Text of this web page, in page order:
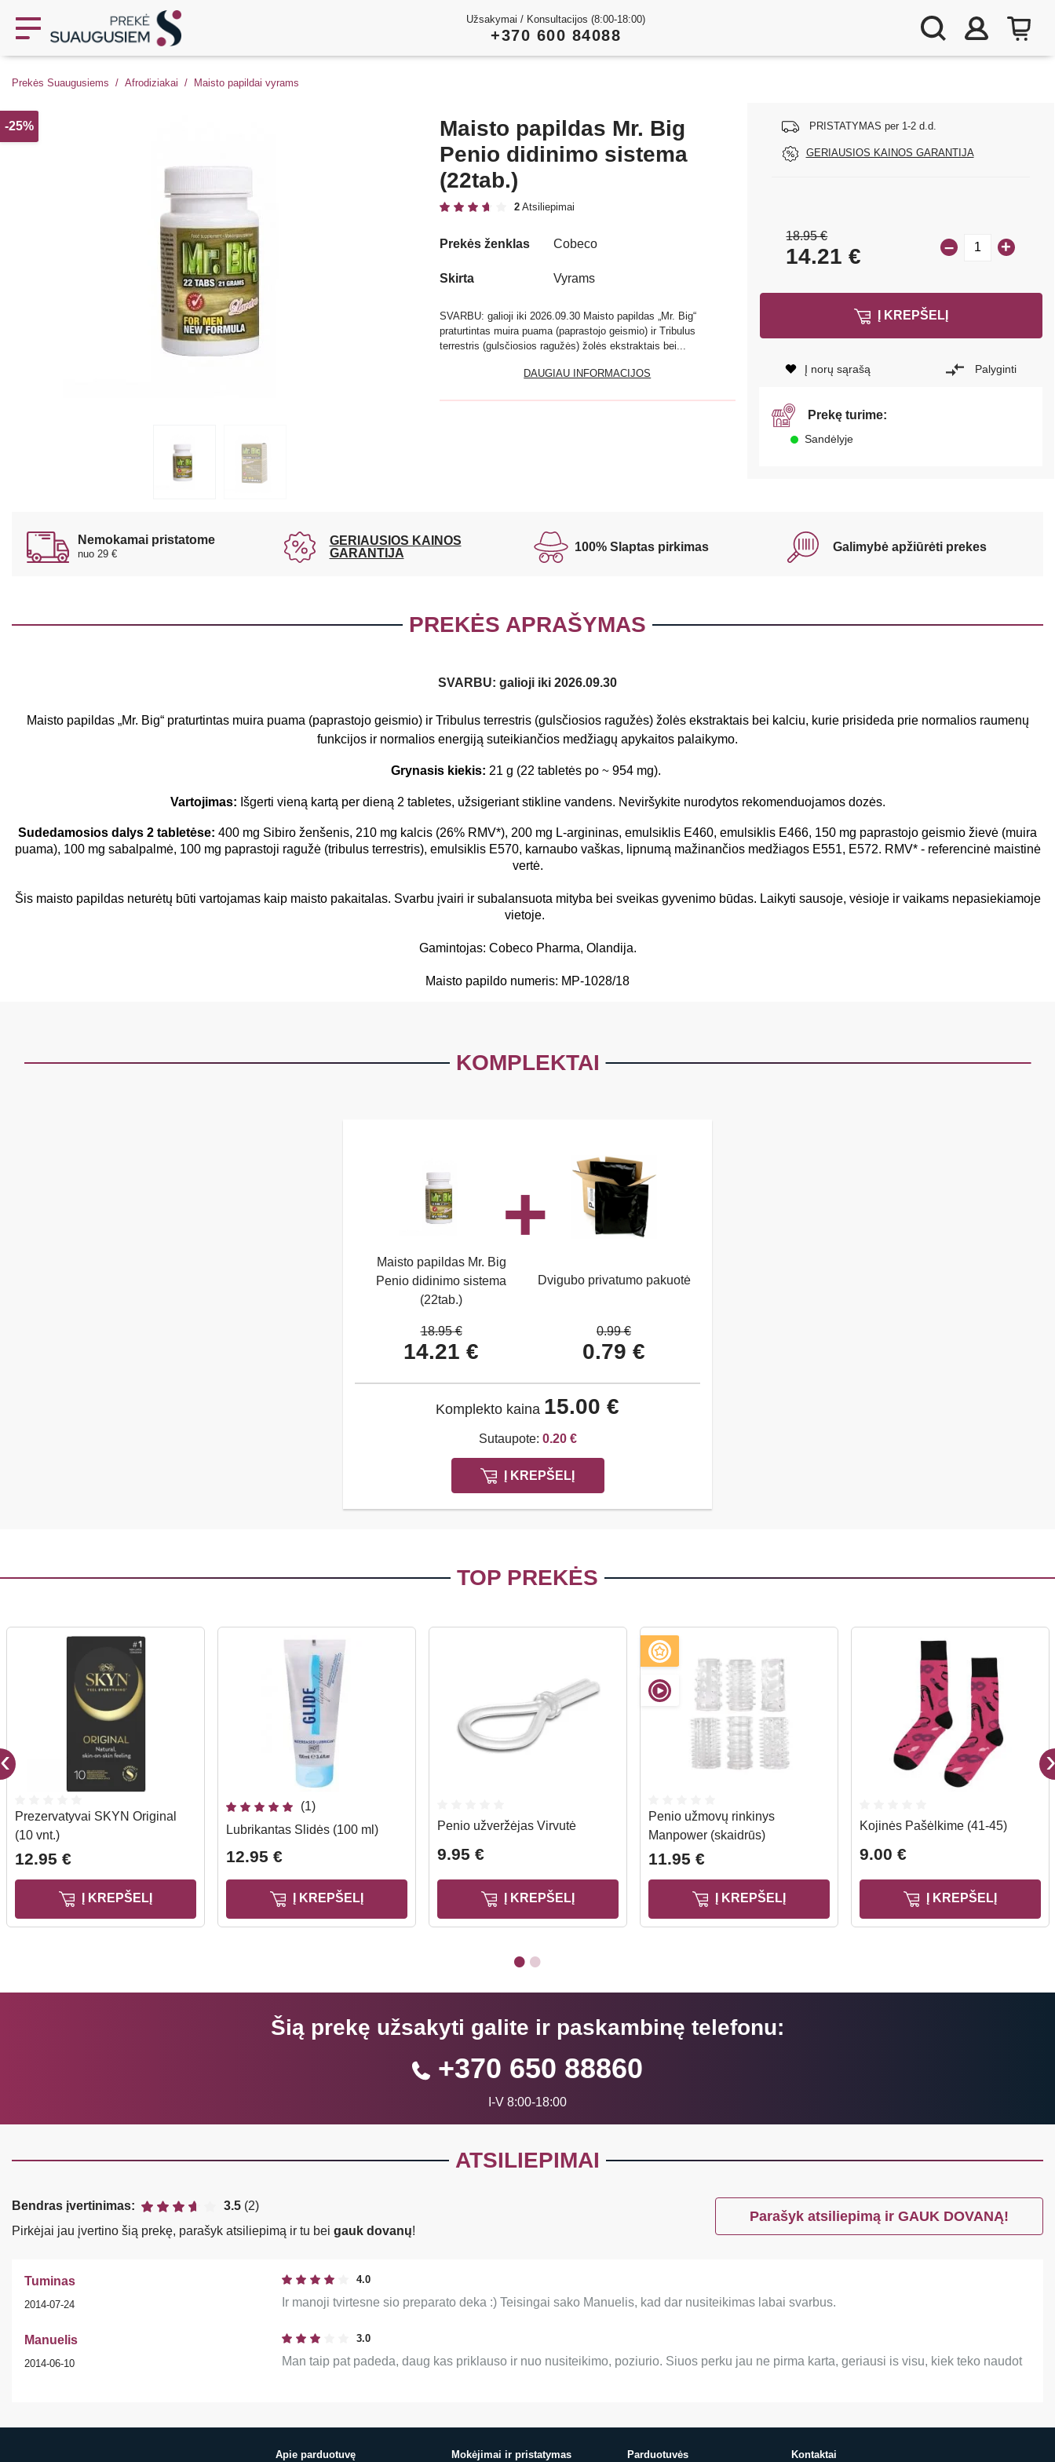
Užsakymai / Konsultacijos (8:00-18:00)
+370 600 84088
Prekės Suaugusiems Afrodiziakai Maisto papildai vyrams
-25%
Maisto papildas Mr. Big
Penio didinimo sistema
(22tab.)
2 Atsiliepimai
PRISTATYMAS per 1-2 d.d.
GERIAUSIOS KAINOS GARANTIJA
Prekės ženklas Cobeco
Skirta Vyrams
SVARBU: galioji iki 2026.09.30 Maisto papildas „Mr. Big“
praturtintas muira puama (paprastojo geismio) ir Tribulus
terrestris (gulsčiosios ragužės) žolės ekstraktais bei...
DAUGIAU INFORMACIJOS
18.95 €
14.21 € – +
Į KREPŠELĮ
Į norų sąrašą Palyginti
Prekę turime:
Sandėlyje
Nemokamai pristatome
nuo 29 €
GERIAUSIOS KAINOS
GARANTIJA
100% Slaptas pirkimas Galimybė apžiūrėti prekes
PREKĖS APRAŠYMAS
SVARBU: galioji iki 2026.09.30
Maisto papildas „Mr. Big“ praturtintas muira puama (paprastojo geismio) ir Tribulus terrestris (gulsčiosios ragužės) žolės ekstraktais bei kalciu, kurie prisideda prie normalios raumenų
funkcijos ir normalios energiją suteikiančios medžiagų apykaitos palaikymo.
Grynasis kiekis: 21 g (22 tabletės po ~ 954 mg).
Vartojimas: Išgerti vieną kartą per dieną 2 tabletes, užsigeriant stikline vandens. Neviršykite nurodytos rekomenduojamos dozės.
Sudedamosios dalys 2 tabletėse: 400 mg Sibiro ženšenis, 210 mg kalcis (26% RMV*), 200 mg L-argininas, emulsiklis E460, emulsiklis E466, 150 mg paprastojo geismio žievė (muira
puama), 100 mg sabalpalmė, 100 mg paprastoji ragužė (tribulus terrestris), emulsiklis E570, karnaubo vaškas, lipnumą mažinančios medžiagos E551, E572. RMV* - referencinė maistinė
vertė.
Šis maisto papildas neturėtų būti vartojamas kaip maisto pakaitalas. Svarbu įvairi ir subalansuota mityba bei sveikas gyvenimo būdas. Laikyti sausoje, vėsioje ir vaikams nepasiekiamoje
vietoje.
Gamintojas: Cobeco Pharma, Olandija.
Maisto papildo numeris: MP-1028/18
KOMPLEKTAI
Maisto papildas Mr. Big
Penio didinimo sistema
(22tab.)
18.95 €
14.21 €
Dvigubo privatumo pakuotė
0.99 €
0.79 €
Komplekto kaina 15.00 €
Sutaupote: 0.20 €
Į KREPŠELĮ
TOP PREKĖS
Prezervatyvai SKYN Original
(10 vnt.)
12.95 €
Į KREPŠELĮ
(1)
Lubrikantas Slidės (100 ml)
12.95 €
Į KREPŠELĮ
Penio užveržėjas Virvutė
9.95 €
Į KREPŠELĮ
Penio užmovų rinkinys
Manpower (skaidrūs)
11.95 €
Į KREPŠELĮ
Kojinės Pašėlkime (41-45)
9.00 €
Į KREPŠELĮ
Šią prekę užsakyti galite ir paskambinę telefonu:
+370 650 88860
I-V 8:00-18:00
ATSILIEPIMAI
Bendras įvertinimas: 3.5 (2)
Pirkėjai jau įvertino šią prekę, parašyk atsiliepimą ir tu bei gauk dovanų!
Parašyk atsiliepimą ir GAUK DOVANĄ!
Tuminas
2014-07-24
4.0
Ir manoji tvirtesne sio preparato deka :) Teisingai sako Manuelis, kad dar nusiteikimas labai svarbus.
Manuelis
2014-06-10
3.0
Man taip pat padeda, daug kas priklauso ir nuo nusiteikimo, poziurio. Siuos perku jau ne pirma karta, geriausi is visu, kiek teko naudot
Apie parduotuvę Mokėjimai ir pristatymas Parduotuvės Kontaktai